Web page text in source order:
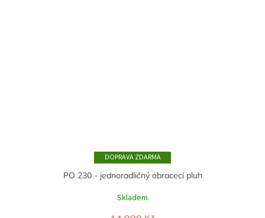
ZDARMA
PO 230 - jednoradličný obracecí pluh
Skladem